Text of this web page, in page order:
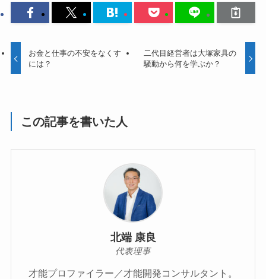
お金と仕事の不安をなくす
には？
二代目経営者は大塚家具の
騒動から何を学ぶか？
この記事を書いた人
北端 康良
代表理事
才能プロファイラー／才能開発コンサルタント。